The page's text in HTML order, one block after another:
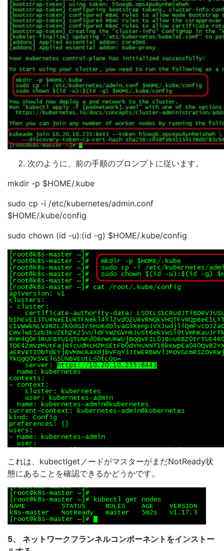
次のように、前の手順のプロンプトに従います。
mkdir -p $HOME/.kube
sudo cp -i /etc/kubernetes/admin.conf
$HOME/.kube/config
sudo chown (id -u):(id -g) $HOME/.kube/config
これは、kubectlgetノードがマスターがまだNotReady状
態にあることを確認できるかどうかです。
5、 ネットワークフランネルコンポーネントをインストー